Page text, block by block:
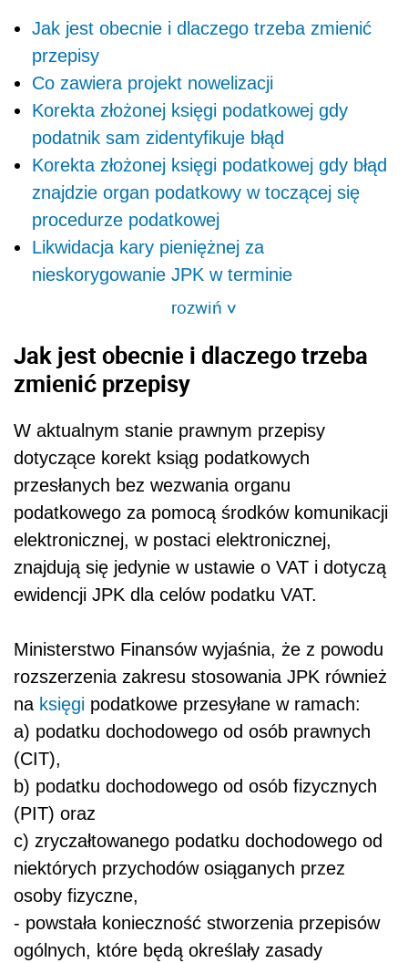
Jak jest obecnie i dlaczego trzeba zmienić
przepisy
Co zawiera projekt nowelizacji
Korekta złożonej księgi podatkowej gdy
podatnik sam zidentyfikuje błąd
Korekta złożonej księgi podatkowej gdy błąd
znajdzie organ podatkowy w toczącej się
procedurze podatkowej
Likwidacja kary pieniężnej za
nieskorygowanie JPK w terminie
rozwiń>
Jak jest obecnie i dlaczego trzeba
zmienić przepisy
W aktualnym stanie prawnym przepisy
dotyczące korekt ksiąg podatkowych
przesłanych bez wezwania organu
podatkowego za pomocą środków komunikacji
elektronicznej, w postaci elektronicznej,
znajdują się jedynie w ustawie o VAT i dotyczą
ewidencji JPK dla celów podatku VAT.
Ministerstwo Finansów wyjaśnia, że z powodu
rozszerzenia zakresu stosowania JPK również
na księgi podatkowe przesyłane w ramach:
a) podatku dochodowego od osób prawnych
(CIT),
b) podatku dochodowego od osób fizycznych
(PIT) oraz
c) zryczałtowanego podatku dochodowego od
niektórych przychodów osiąganych przez
osoby fizyczne,
- powstała konieczność stworzenia przepisów
ogólnych, które będą określały zasady